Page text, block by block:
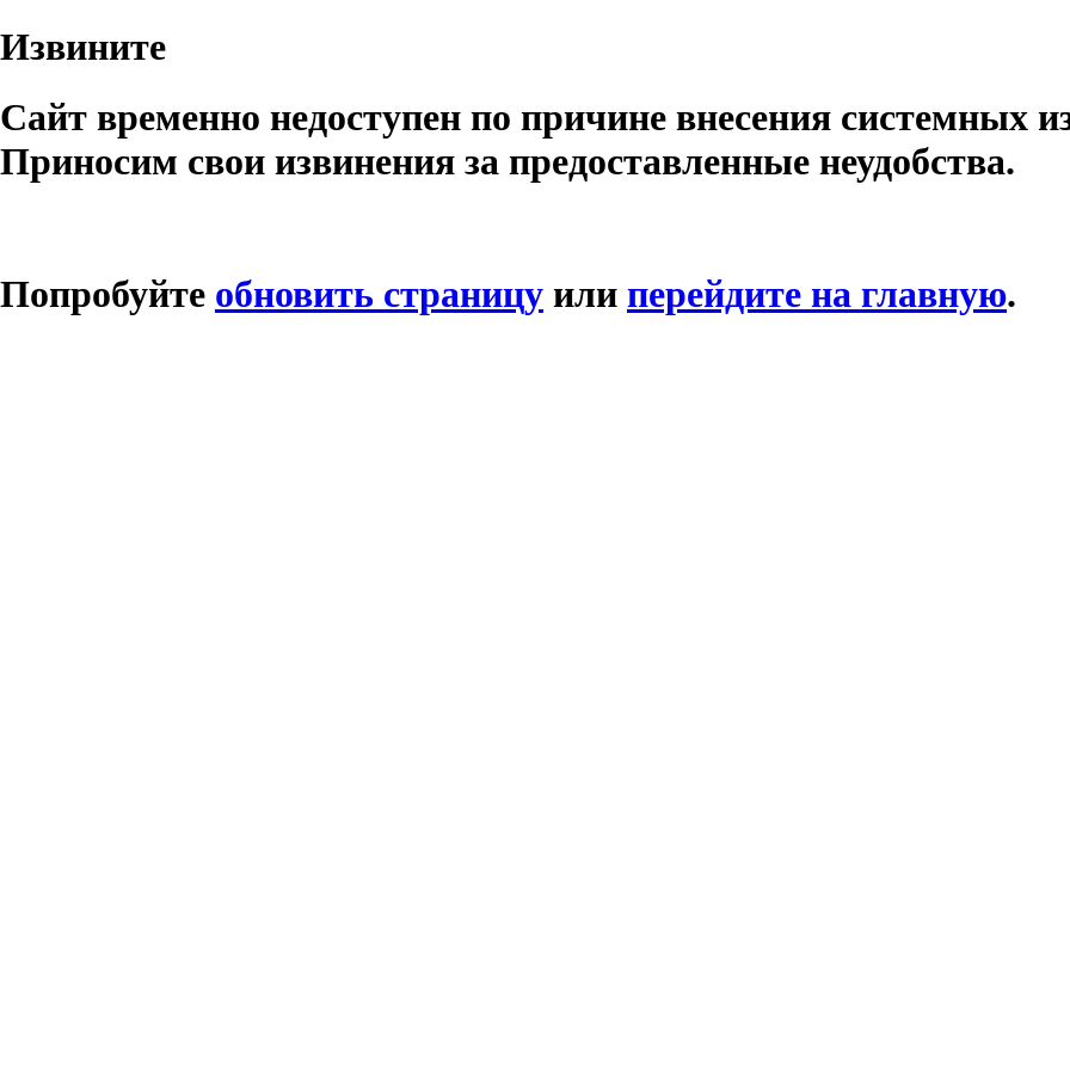
Извините
Сайт временно недоступен по причине внесения системных
Приносим свои извинения за предоставленные неудобства.
Попробуйте обновить страницу или перейдите на главную.